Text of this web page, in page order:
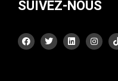
SUIVEZ-NOUS